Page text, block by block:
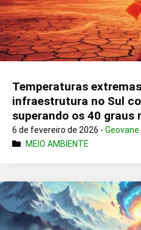
Temperaturas
infraestrutura no Sul
superando os 40 graus
6 de fevereiro de 2026 -
MEIO AMBIENTE